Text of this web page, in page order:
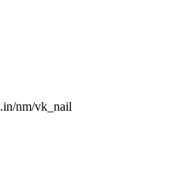
nm/vk_nail